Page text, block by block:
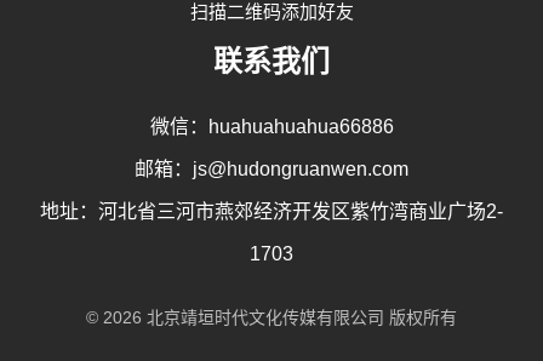
扫描二维码添加好友
联系我们
微信：huahuahuahua66886
邮箱：js@hudongruanwen.com
地址：河北省三河市燕郊经济开发区紫竹湾商业广场2-
1703
© 2026 北京靖垣时代文化传媒有限公司 版权所有